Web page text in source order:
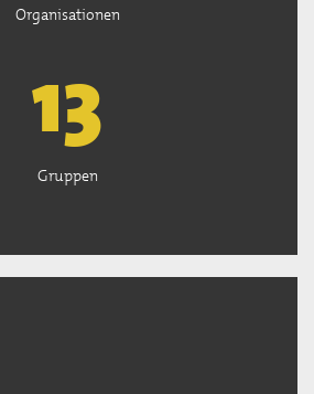
Organisationen
13
Gruppen